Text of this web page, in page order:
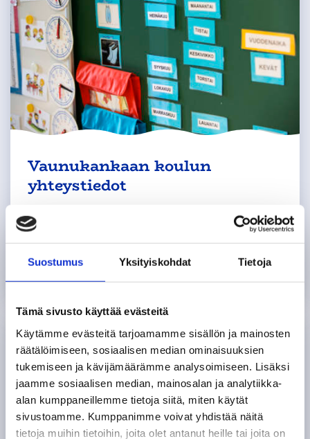
Suostumus Yksityiskohdat Tietoja
Tämä sivusto käyttää evästeitä
Käytämme evästeitä tarjoamamme sisällön ja mainosten
räätälöimiseen, sosiaalisen median ominaisuuksien
tukemiseen ja kävijämäärämme analysoimiseen. Lisäksi
jaamme sosiaalisen median, mainosalan ja analytiikka-
alan kumppaneillemme tietoja siitä, miten käytät
sivustoamme. Kumppanimme voivat yhdistää näitä
tietoja muihin tietoihin, joita olet antanut heille tai joita on
Vaunukankaan koulun
yhteystiedot
Ensisijaisesti viestimme Wilman
välityksellä. Tältä sivulta löydät tarvittaessa
muut yhteystietomme.